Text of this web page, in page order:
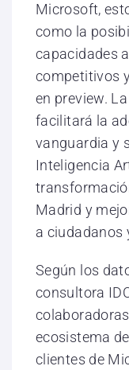
Microsoft,
como la
capacidades
competitivos
en preview.
facilitará la
vanguardia y
Inteligencia
Madrid y
a ciudadanos
Según los
consultora
ecosistema
clientes de